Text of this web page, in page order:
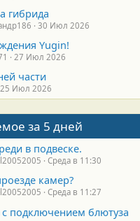
гибрида
30 Июл 2026
Yugin!
27 Июл 2026
части
25 Июл 2026
за 5 дней
в подвеске.
Среда в 11:30
камер?
Среда в 11:27
подключением блютуза